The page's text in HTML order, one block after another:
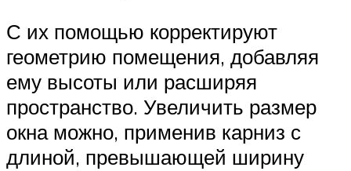
С их помощью корректируют
геометрию помещения, добавляя
ему высоты или расширяя
пространство. Увеличить размер
окна можно, применив карниз с
длиной, превышающей ширину